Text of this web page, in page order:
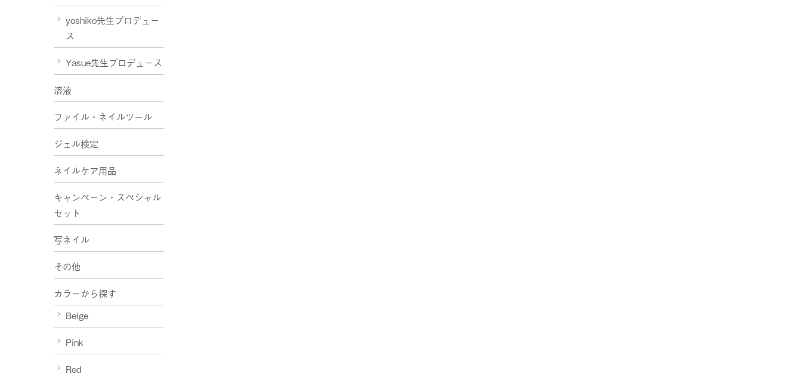
yoshiko先生プロデュー
ス
Yasue先生プロデュース
溶液
ファイル・ネイルツール
ジェル検定
ネイルケア用品
キャンペーン・スペシャル
セット
写ネイル
その他
カラーから探す
Beige
Pink
Red